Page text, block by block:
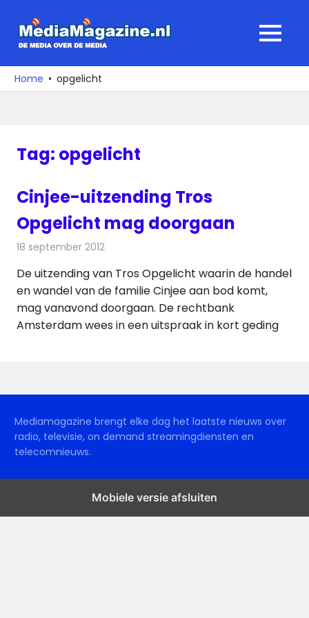
naar
media
over
MENU
Home opgelicht
Tag: opgelicht
Cinjee-uitzending Tros
Opgelicht mag doorgaan
18 september 2012
De uitzending van Tros Opgelicht waarin de handel
en wandel van de familie Cinjee aan bod komt,
mag vanavond doorgaan. De rechtbank
Amsterdam wees in een uitspraak in kort geding
Mediamagazine brengt elke dag het laatste nieuws over
radio, televisie, on demand streamingdiensten en
telecomnieuws.
Mobiele versie afsluiten